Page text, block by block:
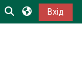
Переключити
Вхід